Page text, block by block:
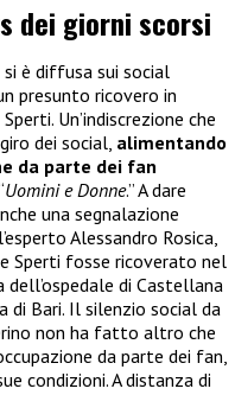
dei giorni scorsi
è diffusa sui social
presunto ricovero in
Un’indiscrezione che
dei social, alimentando
da parte dei fan
Uomini e Donne.” A dare
una segnalazione
Alessandro Rosica,
Sperti fosse ricoverato nel
dell’ospedale di Castellana
di Bari. Il silenzio social da
non ha fatto altro che
da parte dei fan,
condizioni. A distanza di